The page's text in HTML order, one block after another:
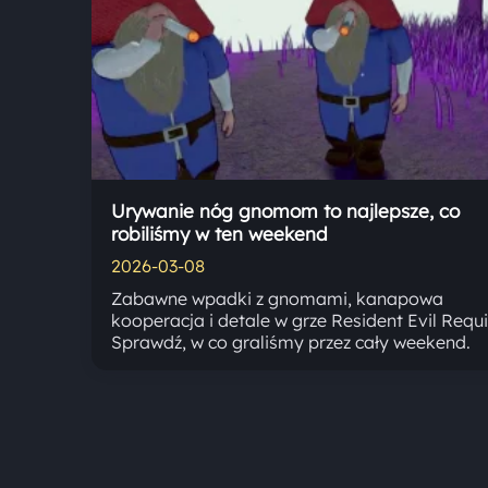
Urywanie nóg gnomom to najlepsze, co
robiliśmy w ten weekend
2026-03-08
Zabawne wpadki z gnomami, kanapowa
kooperacja i detale w grze Resident Evil
Sprawdź, w co graliśmy przez cały weekend.